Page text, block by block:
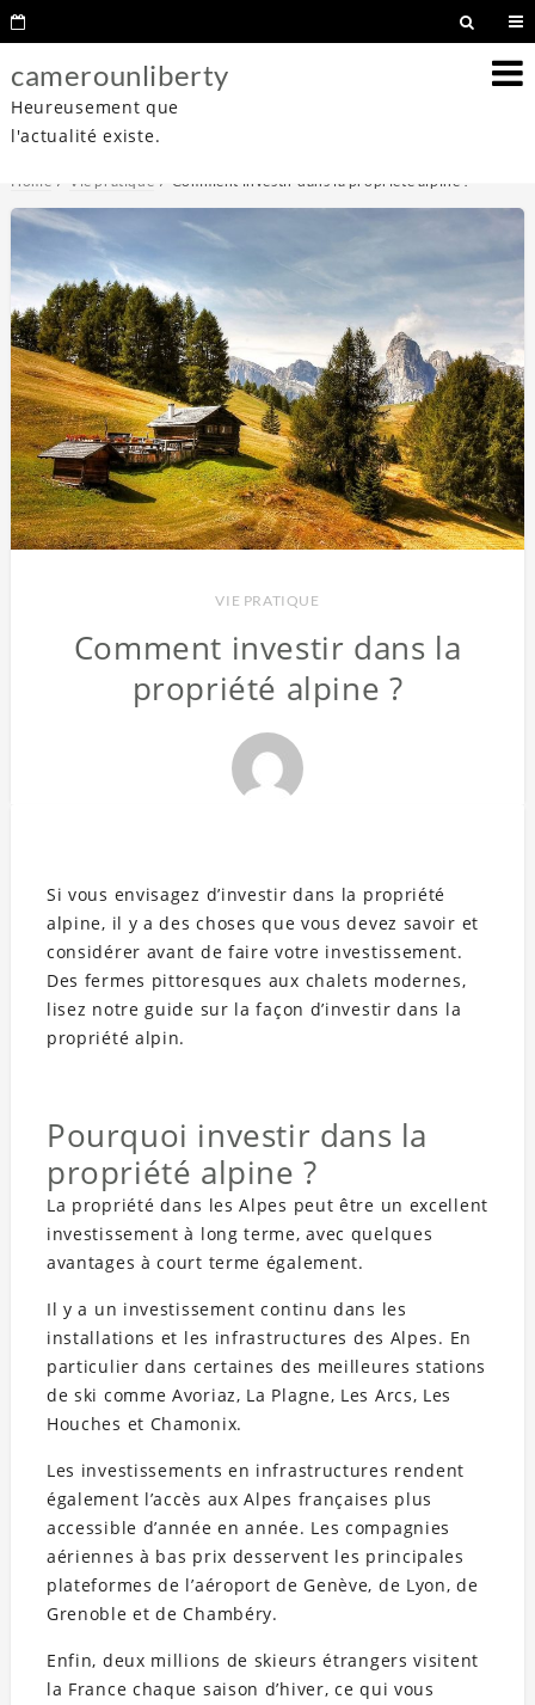
camerounliberty
Heureusement que
l'actualité existe.
Home Vie pratique Comment investir dans la propriété alpine ?
VIE PRATIQUE
Comment investir dans la
propriété alpine ?
Si vous envisagez d’investir dans la propriété
alpine, il y a des choses que vous devez savoir et
considérer avant de faire votre investissement.
Des fermes pittoresques aux chalets modernes,
lisez notre guide sur la façon d’investir dans la
propriété alpin.
Pourquoi investir dans la
propriété alpine ?
La propriété dans les Alpes peut être un excellent
investissement à long terme, avec quelques
avantages à court terme également.
Il y a un investissement continu dans les
installations et les infrastructures des Alpes. En
particulier dans certaines des meilleures stations
de ski comme Avoriaz, La Plagne, Les Arcs, Les
Houches et Chamonix.
Les investissements en infrastructures rendent
également l’accès aux Alpes françaises plus
accessible d’année en année. Les compagnies
aériennes à bas prix desservent les principales
plateformes de l’aéroport de Genève, de Lyon, de
Grenoble et de Chambéry.
Enfin, deux millions de skieurs étrangers visitent
la France chaque saison d’hiver, ce qui vous